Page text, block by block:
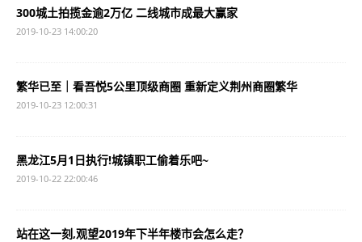
300城土拍揽金逾2万亿 二线城市成最大赢家
2019-10-23 14:00:20
繁华已至｜看吾悦5公里顶级商圈 重新定义荆州商圈繁华
2019-10-23 12:00:31
黑龙江5月1日执行!城镇职工偷着乐吧~
2019-10-22 22:00:46
站在这一刻,观望2019年下半年楼市会怎么走？